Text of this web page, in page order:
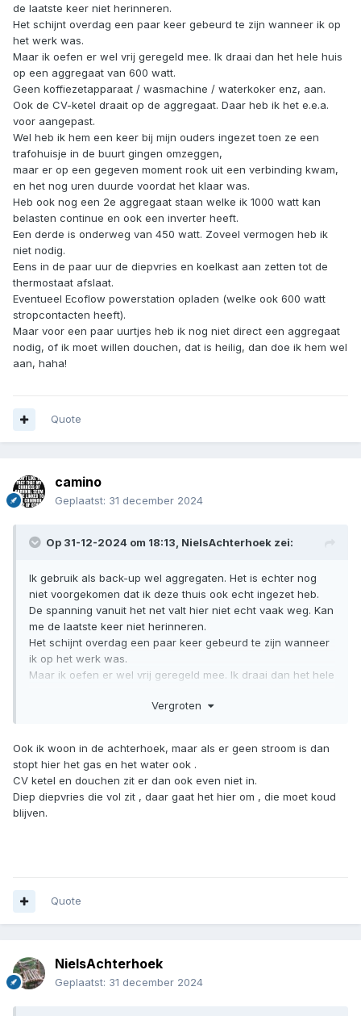
de laatste keer niet herinneren.
Het schijnt overdag een paar keer gebeurd te zijn wanneer ik op
het werk was.
Maar ik oefen er wel vrij geregeld mee. Ik draai dan het hele huis
op een aggregaat van 600 watt.
Geen koffiezetapparaat / wasmachine / waterkoker enz, aan.
Ook de CV-ketel draait op de aggregaat. Daar heb ik het e.e.a.
voor aangepast.
Wel heb ik hem een keer bij mijn ouders ingezet toen ze een
trafohuisje in de buurt gingen omzeggen,
maar er op een gegeven moment rook uit een verbinding kwam,
en het nog uren duurde voordat het klaar was.
Heb ook nog een 2e aggregaat staan welke ik 1000 watt kan
belasten continue en ook een inverter heeft.
Een derde is onderweg van 450 watt. Zoveel vermogen heb ik
niet nodig.
Eens in de paar uur de diepvries en koelkast aan zetten tot de
thermostaat afslaat.
Eventueel Ecoflow powerstation opladen (welke ook 600 watt
stropcontacten heeft).
Maar voor een paar uurtjes heb ik nog niet direct een aggregaat
nodig, of ik moet willen douchen, dat is heilig, dan doe ik hem wel
aan, haha!
Quote
camino
Geplaatst: 31 december 2024
Op 31-12-2024 om 18:13, NielsAchterhoek zei:
Ik gebruik als back-up wel aggregaten. Het is echter nog
niet voorgekomen dat ik deze thuis ook echt ingezet heb.
De spanning vanuit het net valt hier niet echt vaak weg. Kan
me de laatste keer niet herinneren.
Het schijnt overdag een paar keer gebeurd te zijn wanneer
ik op het werk was.
Maar ik oefen er wel vrij geregeld mee. Ik draai dan het hele
Geen koffiezetapparaat / wasmachine / waterkoker enz,
e.e.a. voor aangepast.
Wel heb ik hem een keer bij mijn ouders ingezet toen ze een
trafohuisje in de buurt gingen omzeggen,
maar er op een gegeven moment rook uit een verbinding
kwam, en het nog uren duurde voordat het klaar was.
Eens in de paar uur de diepvries en koelkast aan zetten tot
Maar voor een paar uurtjes heb ik nog niet direct een
aggregaat nodig, of ik moet willen douchen, dat is heilig,
Vergroten
Ook ik woon in de achterhoek, maar als er geen stroom is dan
stopt hier het gas en het water ook .
CV ketel en douchen zit er dan ook even niet in.
Diep diepvries die vol zit , daar gaat het hier om , die moet koud
blijven.
Quote
NielsAchterhoek
Geplaatst: 31 december 2024